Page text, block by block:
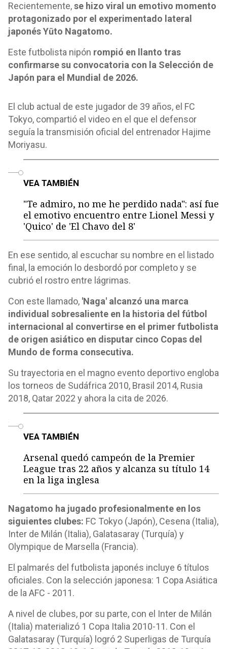
Recientemente,se hizo viral un emotivo momento
protagonizado por el experimentado lateral
japonés Yūto Nagatomo.
Este futbolista nipón rompió en llanto tras
confirmarse su convocatoria con la Selección de
Japón para el Mundial de 2026.
El club actual de este jugador de 39 años, el FC
Tokyo, compartió el video en el que el defensor
seguía la transmisión oficial del entrenador Hajime
Moriyasu.
VEA TAMBIÉN
"Te admiro, no me he perdido nada": así fue
el emotivo encuentro entre Lionel Messi y
'Quico' de 'El Chavo del 8'
En ese sentido, al escuchar su nombre en el listado
final, la emoción lo desbordó por completo y se
cubrió el rostro entre lágrimas.
Con este llamado, 'Naga' alcanzó una marca
individual sobresaliente en la historia del fútbol
internacional al convertirse en el primer futbolista
de origen asiático en disputar cinco Copas del
Mundo de forma consecutiva.
Su trayectoria en el magno evento deportivo engloba
los torneos de Sudáfrica 2010, Brasil 2014, Rusia
2018, Qatar 2022 y ahora la cita de 2026.
VEA TAMBIÉN
Arsenal quedó campeón de la Premier
League tras 22 años y alcanza su título 14
en la liga inglesa
Nagatomo ha jugado profesionalmente en los
siguientes clubes: FC Tokyo (Japón), Cesena (Italia),
Inter de Milán (Italia), Galatasaray (Turquía) y
Olympique de Marsella (Francia).
El palmarés del futbolista japonés incluye 6 títulos
oficiales. Con la selección japonesa: 1 Copa Asiática
de la AFC - 2011.
A nivel de clubes, por su parte, con el Inter de Milán
(Italia) materializó 1 Copa Italia 2010-11. Con el
Galatasaray (Turquía) logró 2 Superligas de Turquía